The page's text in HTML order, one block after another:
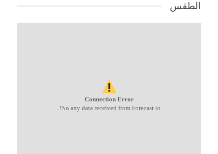
الطقس
Connection Error
No any data received from Forecast.io!.